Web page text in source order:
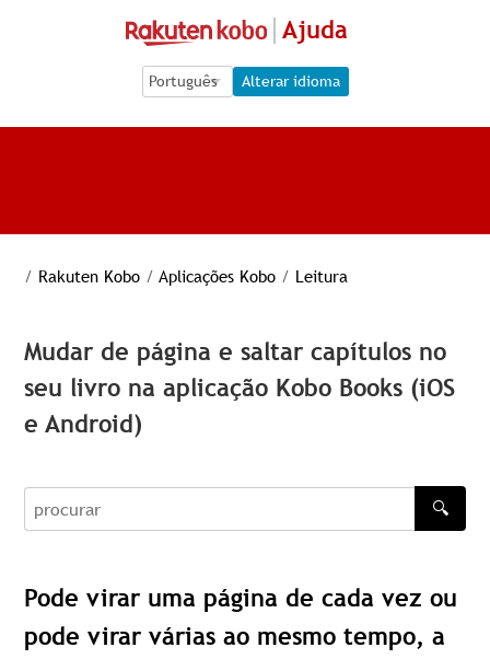
Ajuda
Language Selection
Language Selection
Alterar idioma
/ Rakuten Kobo / Aplicações Kobo / Leitura
Mudar de página e saltar capítulos no
seu livro na aplicação Kobo Books (iOS
e Android)
procurar
🔍
Pode virar uma página de cada vez ou
pode virar várias ao mesmo tempo, a